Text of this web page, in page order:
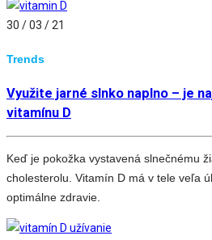
30 / 03 / 21
Trends
Využite jarné slnko naplno – je
vitamínu D
Keď je pokožka vystavená slnečnému
cholesterolu. Vitamín D má v tele veľa
optimálne zdravie.